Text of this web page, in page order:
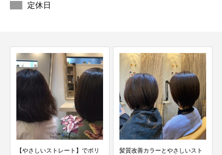
定休日
【やさしいストレート】でボリ
髪質改善カラーとやさしいスト